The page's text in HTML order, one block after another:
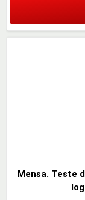
Mensa. Teste